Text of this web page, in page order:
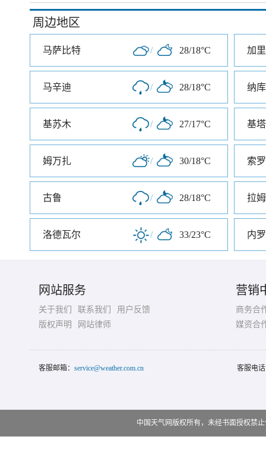
周边地区
马萨比特 / 28/18°C 加
马辛迪 / 28/18°C 纳
基苏木 / 27/17°C 基
姆万扎 / 30/18°C 索
古鲁 / 28/18°C 拉姆
洛德瓦尔 / 33/23°C 内
网站服务
关于我们 联系我们
用户反馈
版权声明
网站律师
营销
商务合
媒资合
客服邮箱： service@weather.com.cn 客服电
中国天气网版权所有，未经书面授权